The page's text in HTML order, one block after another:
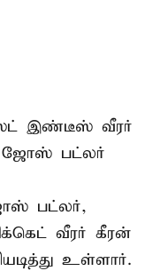
இண்டீஸ் வீரர்
ஜோஸ் பட்லர்
பட்லர்,
வீரர் கீரன்
உள்ளார்.